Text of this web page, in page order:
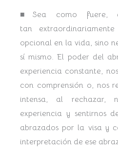
■Sea como fuere,
tan
opcional en la vida, sino
sí mismo. El poder del
experiencia constante,
con comprensión o, nos
intensa, al rechazar,
experiencia y sentirnos
abrazados por la visa y
interpretación de ese